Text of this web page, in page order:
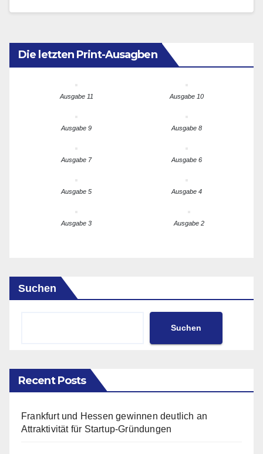
Die letzten Print-Ausagben
Ausgabe 11 Ausgabe 10
Ausgabe 9 Ausgabe 8
Ausgabe 7 Ausgabe 6
Ausgabe 5 Ausgabe 4
Ausgabe 3 Ausgabe 2
Suchen
Suchen
Recent Posts
Frankfurt und Hessen gewinnen deutlich an
Attraktivität für Startup-Gründungen